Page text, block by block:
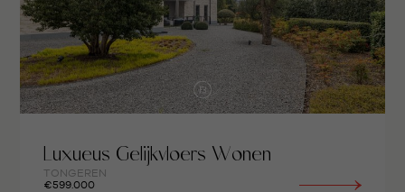
Luxueus Gelijkvloers Wonen
TONGEREN
€599.000